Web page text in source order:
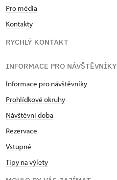
Pro média
Kontakty
RYCHLÝ KONTAKT
INFORMACE PRO NÁVŠTĚVNÍKY
Informace pro návštěvníky
Prohlídkové okruhy
Návštěvní doba
Rezervace
Vstupné
Tipy na výlety